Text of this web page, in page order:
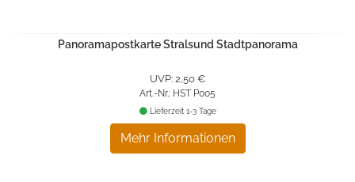
Panoramapostkarte Stralsund Stadtpanorama
UVP: 2,50 €
Art.-Nr.: HST P005
Mehr Informationen
Lieferzeit 1-3 Tage